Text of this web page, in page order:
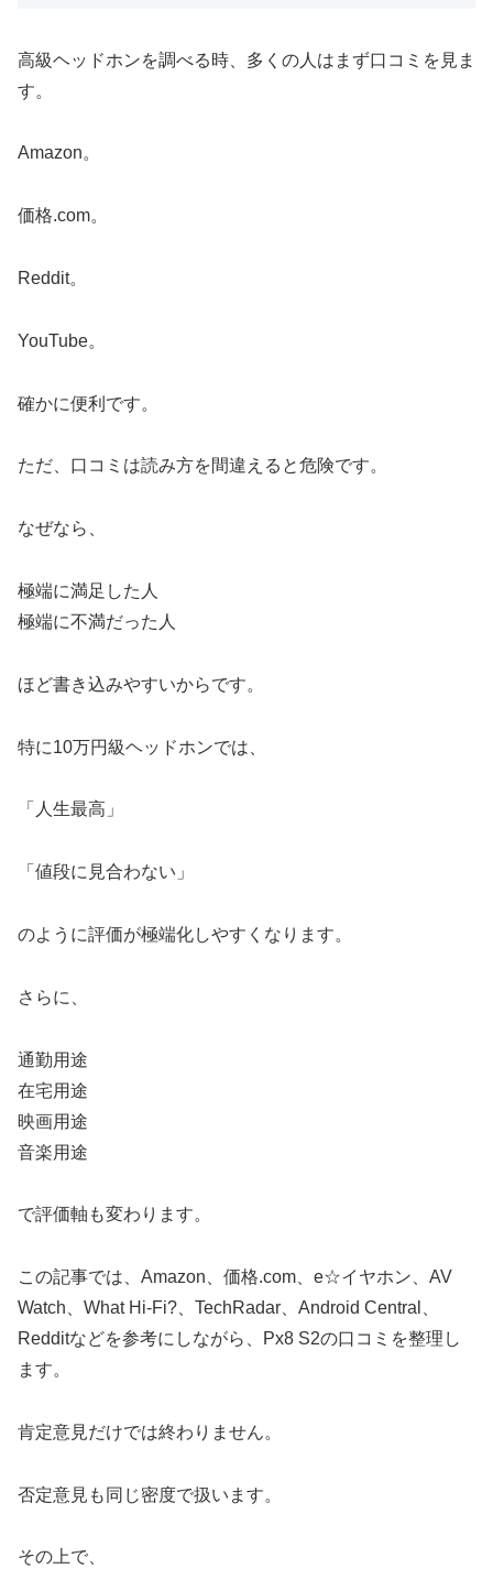
高級ヘッドホンを調べる時、多くの人はまず口コミを見ま
す。
Amazon。
価格.com。
Reddit。
YouTube。
確かに便利です。
ただ、口コミは読み方を間違えると危険です。
なぜなら、
極端に満足した人
極端に不満だった人
ほど書き込みやすいからです。
特に10万円級ヘッドホンでは、
「人生最高」
「値段に見合わない」
のように評価が極端化しやすくなります。
さらに、
通勤用途
在宅用途
映画用途
音楽用途
で評価軸も変わります。
この記事では、Amazon、価格.com、e☆イヤホン、AV
Watch、What Hi-Fi?、TechRadar、Android Central、
Redditなどを参考にしながら、Px8 S2の口コミを整理し
ます。
肯定意見だけでは終わりません。
否定意見も同じ密度で扱います。
その上で、